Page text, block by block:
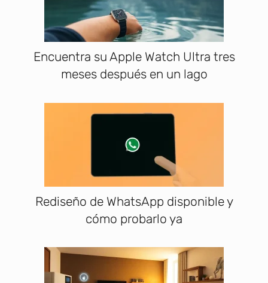
Encuentra su Apple Watch Ultra tres
meses después en un lago
Rediseño de WhatsApp disponible y
cómo probarlo ya